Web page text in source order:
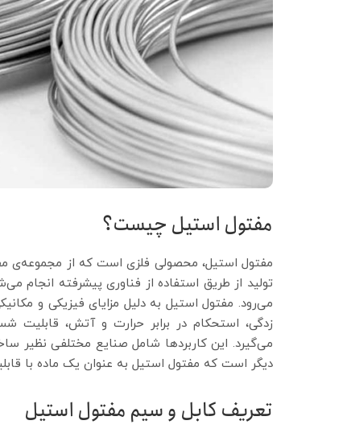
مفتول استیل چیست؟
مفتول استیل، محصولی فلزی است که از مجموعه‌ی
تولید از طریق استفاده از فناوری پیشرفته انجام
می‌رود. مفتول استیل به دلیل مزایای فیزیکی و
زدگی، استحکام در برابر حرارت و آتش، قابلیت
می‌گیرد. این کاربردها شامل صنایع مختلفی نظیر
دیگر است که مفتول استیل به عنوان یک ماده با
تعریف کابل و سیم مفتول استیل